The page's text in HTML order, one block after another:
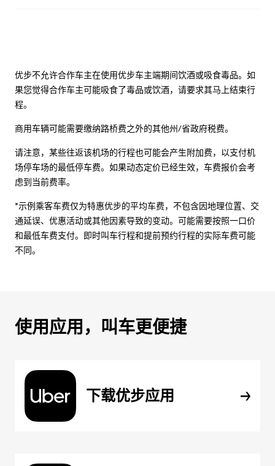
优步不允许合作车主在使用优步车主端期间饮酒或吸食毒品。如
果您觉得合作车主可能吸食了毒品或饮酒，请要求其马上结束行
程。
商用车辆可能需要缴纳路桥费之外的其他州/省政府税费。
请注意，某些往返该机场的行程也可能会产生附加费，以支付机
场停车场的最低停车费。如果动态定价已经生效，车费报价会考
虑到当前费率。
*示例乘客车费仅为特惠优步的平均车费，不包含因地理位置、交
通延误、优惠活动或其他因素导致的变动。可能需要按照一口价
和最低车费支付。即时叫车行程和提前预约行程的实际车费可能
不同。
使用应用，叫车更便捷
下载优步应用